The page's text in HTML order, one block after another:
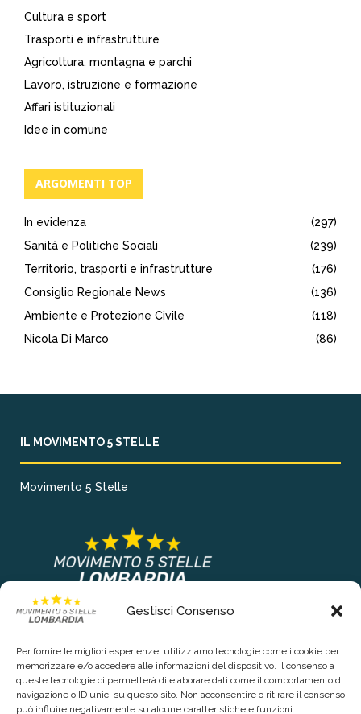
Gestisci Consenso
Per fornire le migliori esperienze, utilizziamo tecnologie come i cookie per
memorizzare e/o accedere alle informazioni del dispositivo. Il consenso a
queste tecnologie ci permetterà di elaborare dati come il comportamento di
navigazione o ID unici su questo sito. Non acconsentire o ritirare il consenso
può influire negativamente su alcune caratteristiche e funzioni.
Cultura e sport
Trasporti e infrastrutture
Agricoltura, montagna e parchi
Lavoro, istruzione e formazione
Affari istituzionali
Idee in comune
ARGOMENTI TOP
In evidenza
(297)
Sanità e Politiche Sociali
(239)
Territorio, trasporti e infrastrutture
(176)
Consiglio Regionale News
(136)
Ambiente e Protezione Civile
(118)
Nicola Di Marco
(86)
IL MOVIMENTO 5 STELLE
Movimento 5 Stelle
COLLEGAMENTI PRINCIPALI
Chi siamo
Contattaci